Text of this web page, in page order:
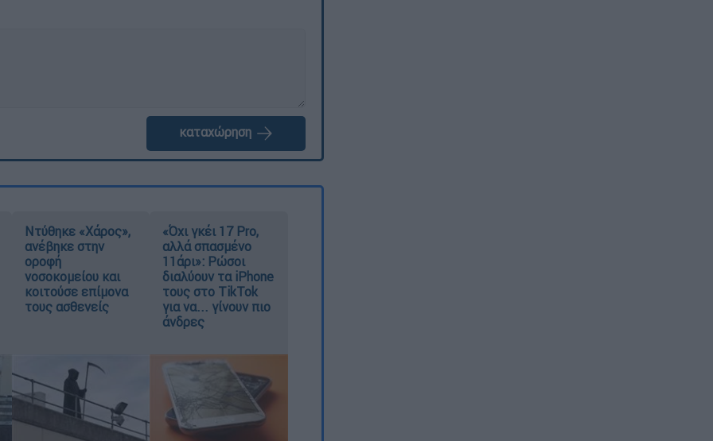
καταχώρηση
Ντύθηκε «Χάρος»,
ανέβηκε στην
οροφή
νοσοκομείου και
κοιτούσε επίμονα
τους ασθενείς
«Όχι γκέι 17 Pro,
αλλά σπασμένο
11άρι»: Ρώσοι
διαλύουν τα iPhone
τους στο TikTok
για να... γίνουν πιο
άνδρες